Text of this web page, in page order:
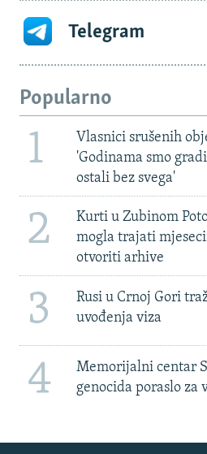
Telegram
Popularno
1
Vlasnici srušenih
'Godinama smo
ostali bez svega'
2
Kurti u Zubinom
mogla trajati
otvoriti arhive
3
Rusi u Crnoj Gori
uvođenja viza
4
Memorijalni centar
genocida poraslo za